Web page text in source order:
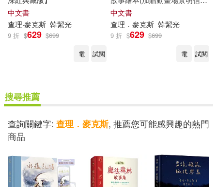
中文書
查理‧麥克斯 韓絜光
9 折 $629 $699
電
試閱
片)【首批限量版】
中文書
查理 ． 麥克斯 韓絜光
9 折 $629 $699
電
試閱
搜尋推薦
查詢關鍵字: 查理．麥克斯, 推薦您可能感興趣的熱門
商品